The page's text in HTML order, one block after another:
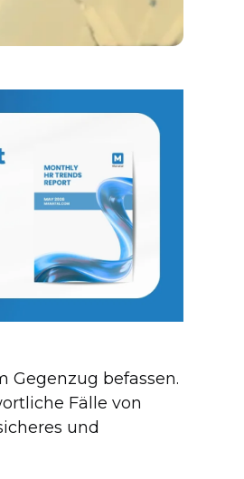
Gegenzug befassen.
Fälle von
und